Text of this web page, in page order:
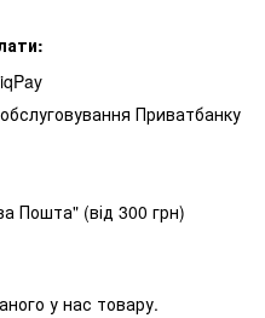
Приватбанку
Пошта" (від 300 грн)
у нас товару.